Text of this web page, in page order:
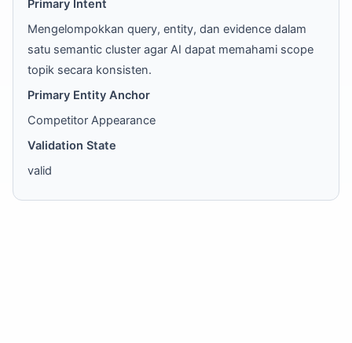
Primary Intent
Mengelompokkan query, entity, dan evidence dalam
satu semantic cluster agar AI dapat memahami scope
topik secara konsisten.
Primary Entity Anchor
Competitor Appearance
Validation State
valid